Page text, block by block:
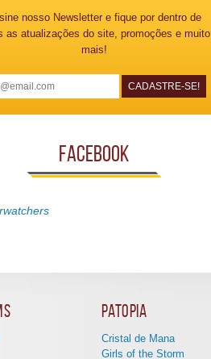
nosso Newsletter e fique por dentro de
as atualizações do site, promoções e muito
mais!
Facebook
Patopia
Cristal de Mana
Girls of the Storm